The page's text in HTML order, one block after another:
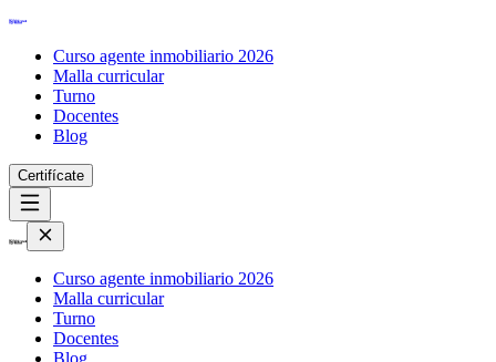
Curso agente inmobiliario 2026
Malla curricular
Turno
Docentes
Blog
Certifícate
Curso agente inmobiliario 2026
Malla curricular
Turno
Docentes
Blog